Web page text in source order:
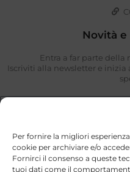
Per fornire la migliori
cookie per archiviare e/o
Fornirci il consenso a queste
tuoi dati come il
Novità
Entra a far parte della
Iscriviti alla newsletter e